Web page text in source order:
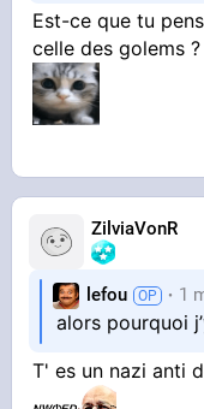
Est-ce que tu
celle des golems
ZilviaVonR
lefou 1
alors pourquoi
T' es un nazi anti